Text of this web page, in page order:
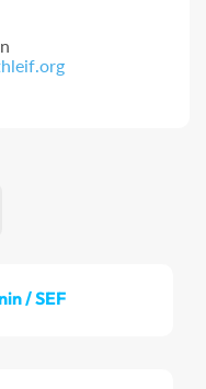
/ SEF